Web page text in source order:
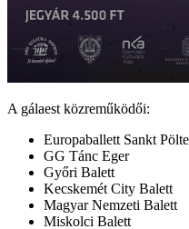
A gálaest közreműködői:
Europaballett Sankt
GG Tánc Eger
Győri Balett
Kecskemét City Balett
Magyar Nemzeti Balett
Miskolci Balett